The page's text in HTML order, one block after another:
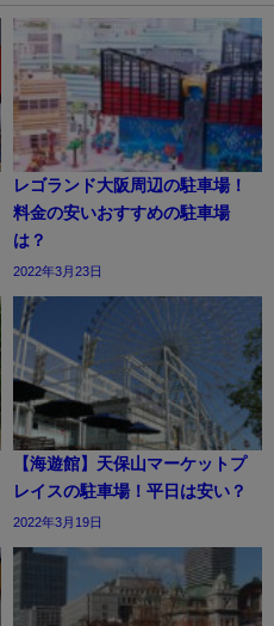
レゴランド大阪周辺の駐車場！
料金の安いおすすめの駐車場
は？
2022年3月23日
【海遊館】天保山マーケットプ
レイスの駐車場！平日は安い？
2022年3月19日